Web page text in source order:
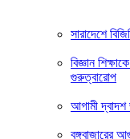
সারাদেশে
বিজ্ঞান
গুরুত্বারোপ
আগামী দ্বাদশ
বঙ্গবাজারের